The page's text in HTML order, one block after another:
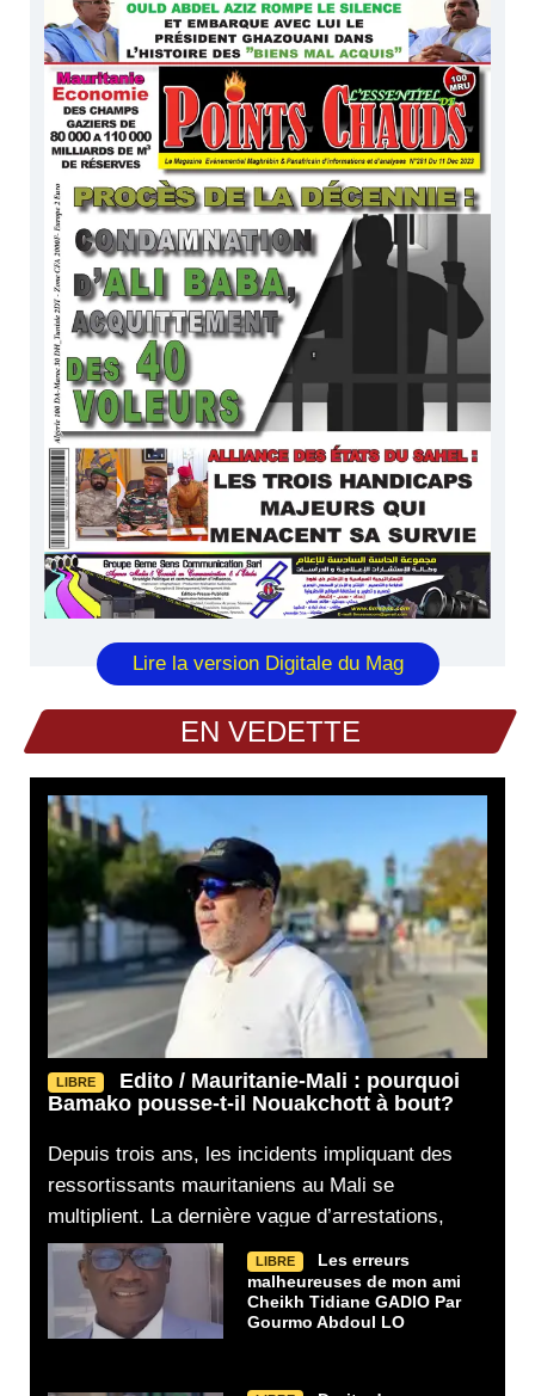
Lire la version Digitale du Mag
EN VEDETTE
LIBRE
Edito / Mauritanie-Mali : pourquoi
Bamako pousse-t-il Nouakchott à bout?
Depuis trois ans, les incidents impliquant des
ressortissants mauritaniens au Mali se
multiplient. La dernière vague d’arrestations,
LIBRE
Les erreurs
malheureuses de mon ami
Cheikh Tidiane GADIO Par
Gourmo Abdoul LO